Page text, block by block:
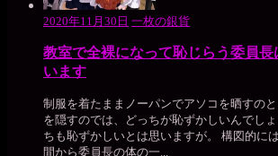
2020年11月30日 一枚の銀貨
教室で全裸になって恥じらう委員長
います
制服を着たままノーパンでアソコを晒すの
を隠すのでは、どっちが恥ずかしいんでし
ちも恥ずかしいとは思いますが。 構図的に
間から委員長の体の一...